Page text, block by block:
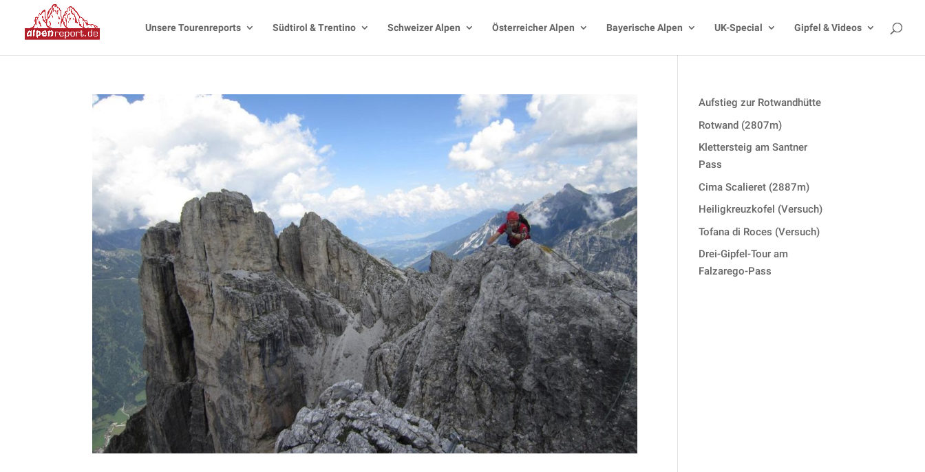
Unsere Tourenreports Südtirol & Trentino Schweizer Alpen Österreicher Alpen Bayerische Alpen UK-Special Gipfel & Videos
Aufstieg zur Rotwandhütte
Rotwand (2807m)
Klettersteig am Santner
Pass
Cima Scalieret (2887m)
Heiligkreuzkofel (Versuch)
Tofana di Roces (Versuch)
Drei-Gipfel-Tour am
Falzarego-Pass